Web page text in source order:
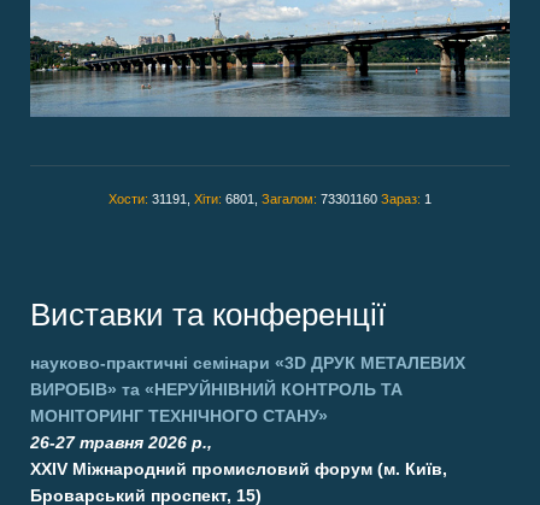
Хости: 31191, Хіти: 6801, Загалом: 73301160 Зараз: 1
Виставки та конференції
науково-практичні семінари «3D ДРУК МЕТАЛЕВИХ
ВИРОБІВ» та «НЕРУЙНІВНИЙ КОНТРОЛЬ ТА
МОНІТОРИНГ ТЕХНІЧНОГО СТАНУ»
26-27 травня 2026 р.,
XXIV Міжнародний промисловий форум (м. Київ,
Броварський проспект, 15)